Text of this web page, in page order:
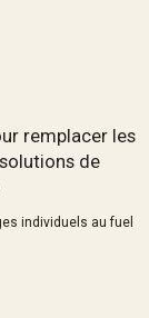
remplacer les
de
individuels au fuel